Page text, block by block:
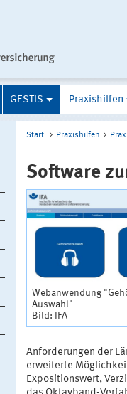
GESTIS Praxishilfen
Start Praxishilfen
Software
Webanwendung
Auswahl"
Bild: IFA
Anforderungen der
erweiterte
Expositionswert,